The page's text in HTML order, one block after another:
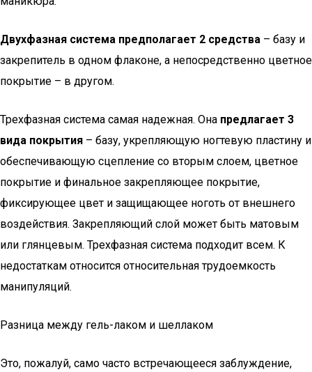
Двухфазная система предполагает 2 средства – базу и
закрепитель в одном флаконе, а непосредственно цветное
покрытие – в другом.
Трехфазная система самая надежная. Она предлагает 3
вида покрытия – базу, укрепляющую ногтевую пластину и
обеспечивающую сцепление со вторым слоем, цветное
покрытие и финальное закрепляющее покрытие,
фиксирующее цвет и защищающее ноготь от внешнего
воздействия. Закрепляющий слой может быть матовым
или глянцевым. Трехфазная система подходит всем. К
недостаткам относится относительная трудоемкость
манипуляций.
Разница между гель-лаком и шеллаком
Это, пожалуй, само часто встречающееся заблуждение,